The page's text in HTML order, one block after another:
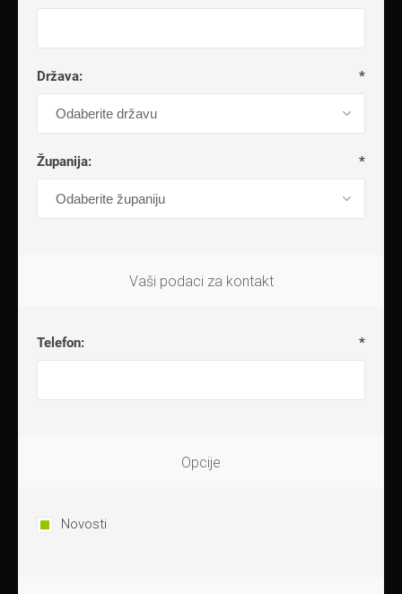
Država: *
Županija: *
Vaši podaci za kontakt
Telefon: *
Opcije
Novosti